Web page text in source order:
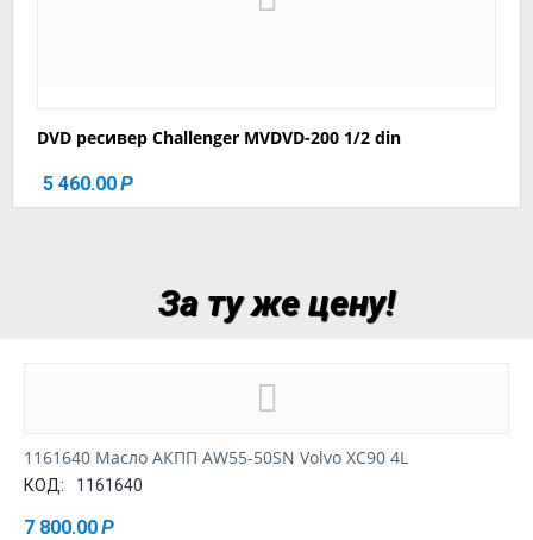
DVD ресивер Challenger MVDVD-200 1/2 din
5 460.00Р
За ту же цену!
1161640 Масло АКПП AW55-50SN Volvo XC90 4L
КОД: 1161640
7 800.00Р